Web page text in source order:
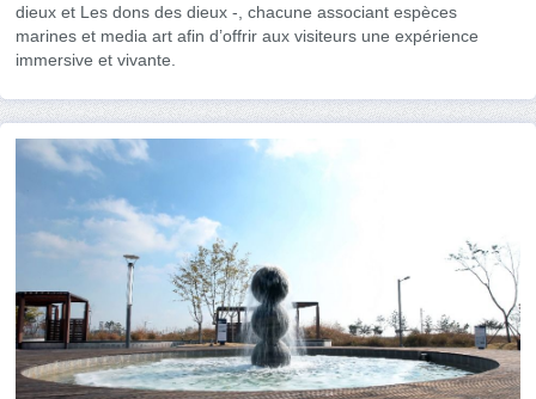
dieux et Les dons des dieux -, chacune associant espèces
marines et media art afin d’offrir aux visiteurs une expérience
immersive et vivante.